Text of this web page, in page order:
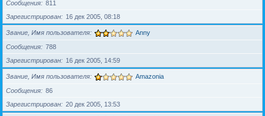
Сообщения
811
Зарегистрирован
16 дек 2005, 08:18
Звание, Имя пользователя Anny
Сообщения
788
Зарегистрирован
16 дек 2005, 14:59
Звание, Имя пользователя Amazonia
Сообщения
86
Зарегистрирован
20 дек 2005, 13:53